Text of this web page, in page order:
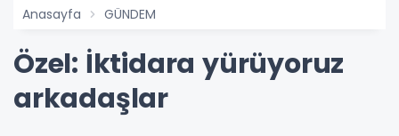
Anasayfa GÜNDEM
Özel: İktidara yürüyoruz
arkadaşlar